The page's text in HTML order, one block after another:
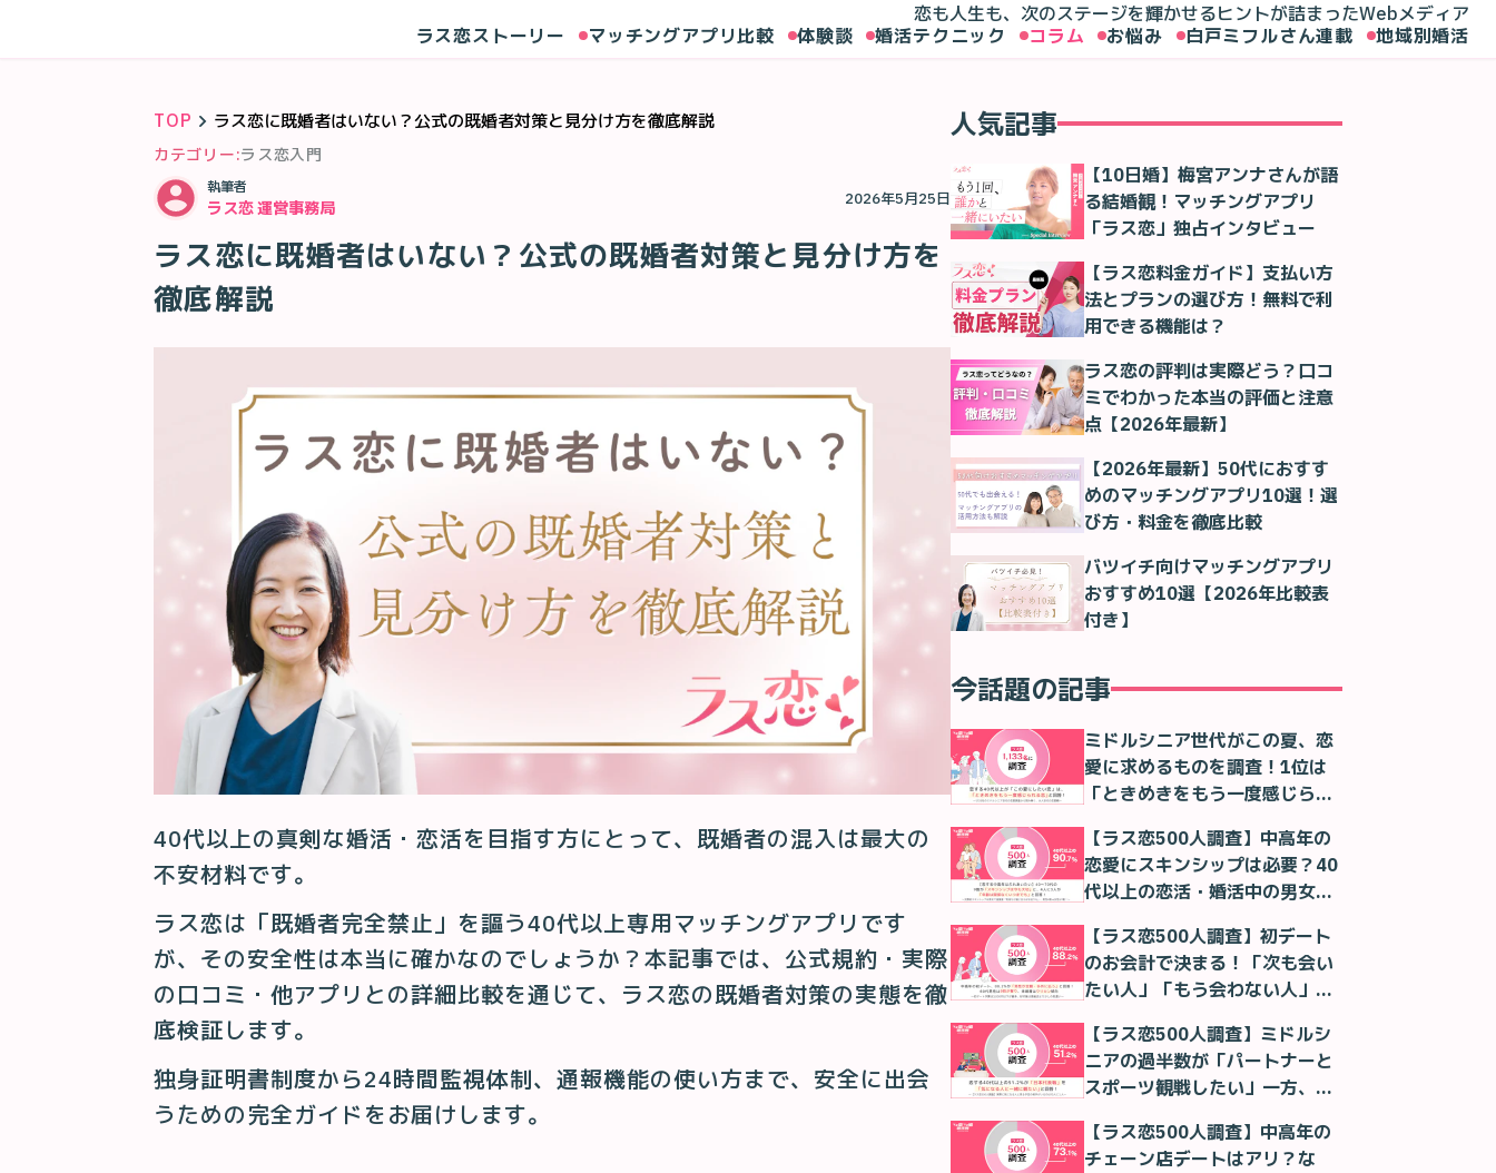
恋も人生も、次のステージを輝かせるヒントが詰まったWebメディア
ラス恋ストーリー
マッチングアプリ比較 体験談 婚活テクニック コラム お悩み 白戸ミフルさん連載 地域別婚活
TOP ラス恋に既婚者はいない？公式の既婚者対策と見分け方を徹底解説
カテゴリー:ラス恋入門
執筆者
ラス恋 運営事務局 2026年5月25日
ラス恋に既婚者はいない？公式の既婚者対策と見分け方を
徹底解説
40代以上の真剣な婚活・恋活を目指す方にとって、既婚者の混入は最大の
不安材料です。
ラス恋は「既婚者完全禁止」を謳う40代以上専用マッチングアプリです
が、その安全性は本当に確かなのでしょうか？本記事では、公式規約・実際
の口コミ・他アプリとの詳細比較を通じて、ラス恋の既婚者対策の実態を徹
底検証します。
独身証明書制度から24時間監視体制、通報機能の使い方まで、安全に出会
うための完全ガイドをお届けします。
人気記事
【10日婚】梅宮アンナさんが語
る結婚観！マッチングアプリ
「ラス恋」独占インタビュー
【ラス恋料金ガイド】支払い方
法とプランの選び方！無料で利
用できる機能は？
ラス恋の評判は実際どう？口コ
ミでわかった本当の評価と注意
点【2026年最新】
【2026年最新】50代におすす
めのマッチングアプリ10選！選
び方・料金を徹底比較
バツイチ向けマッチングアプリ
おすすめ10選【2026年比較表
付き】
今話題の記事
ミドルシニア世代がこの夏、恋
愛に求めるものを調査！1位は
「ときめきをもう一度感じられ
【ラス恋500人調査】中高年の
恋愛にスキンシップは必要？40
代以上の恋活・婚活中の男女の
【ラス恋500人調査】初デート
のお会計で決まる！「次も会い
たい人」「もう会わない人」が
【ラス恋500人調査】ミドルシ
ニアの過半数が「パートナーと
スポーツ観戦したい」一方、実
【ラス恋500人調査】中高年の
チェーン店デートはアリ？な